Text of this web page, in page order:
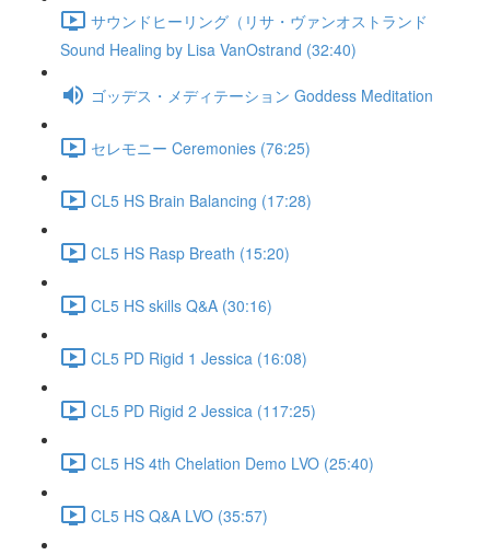
サウンドヒーリング（リサ・ヴァンオストランド
Sound Healing by Lisa VanOstrand (32:40)
ゴッデス・メディテーション Goddess Meditation
セレモニー Ceremonies (76:25)
CL5 HS Brain Balancing (17:28)
CL5 HS Rasp Breath (15:20)
CL5 HS skills Q&A (30:16)
CL5 PD Rigid 1 Jessica (16:08)
CL5 PD Rigid 2 Jessica (117:25)
CL5 HS 4th Chelation Demo LVO (25:40)
CL5 HS Q&A LVO (35:57)